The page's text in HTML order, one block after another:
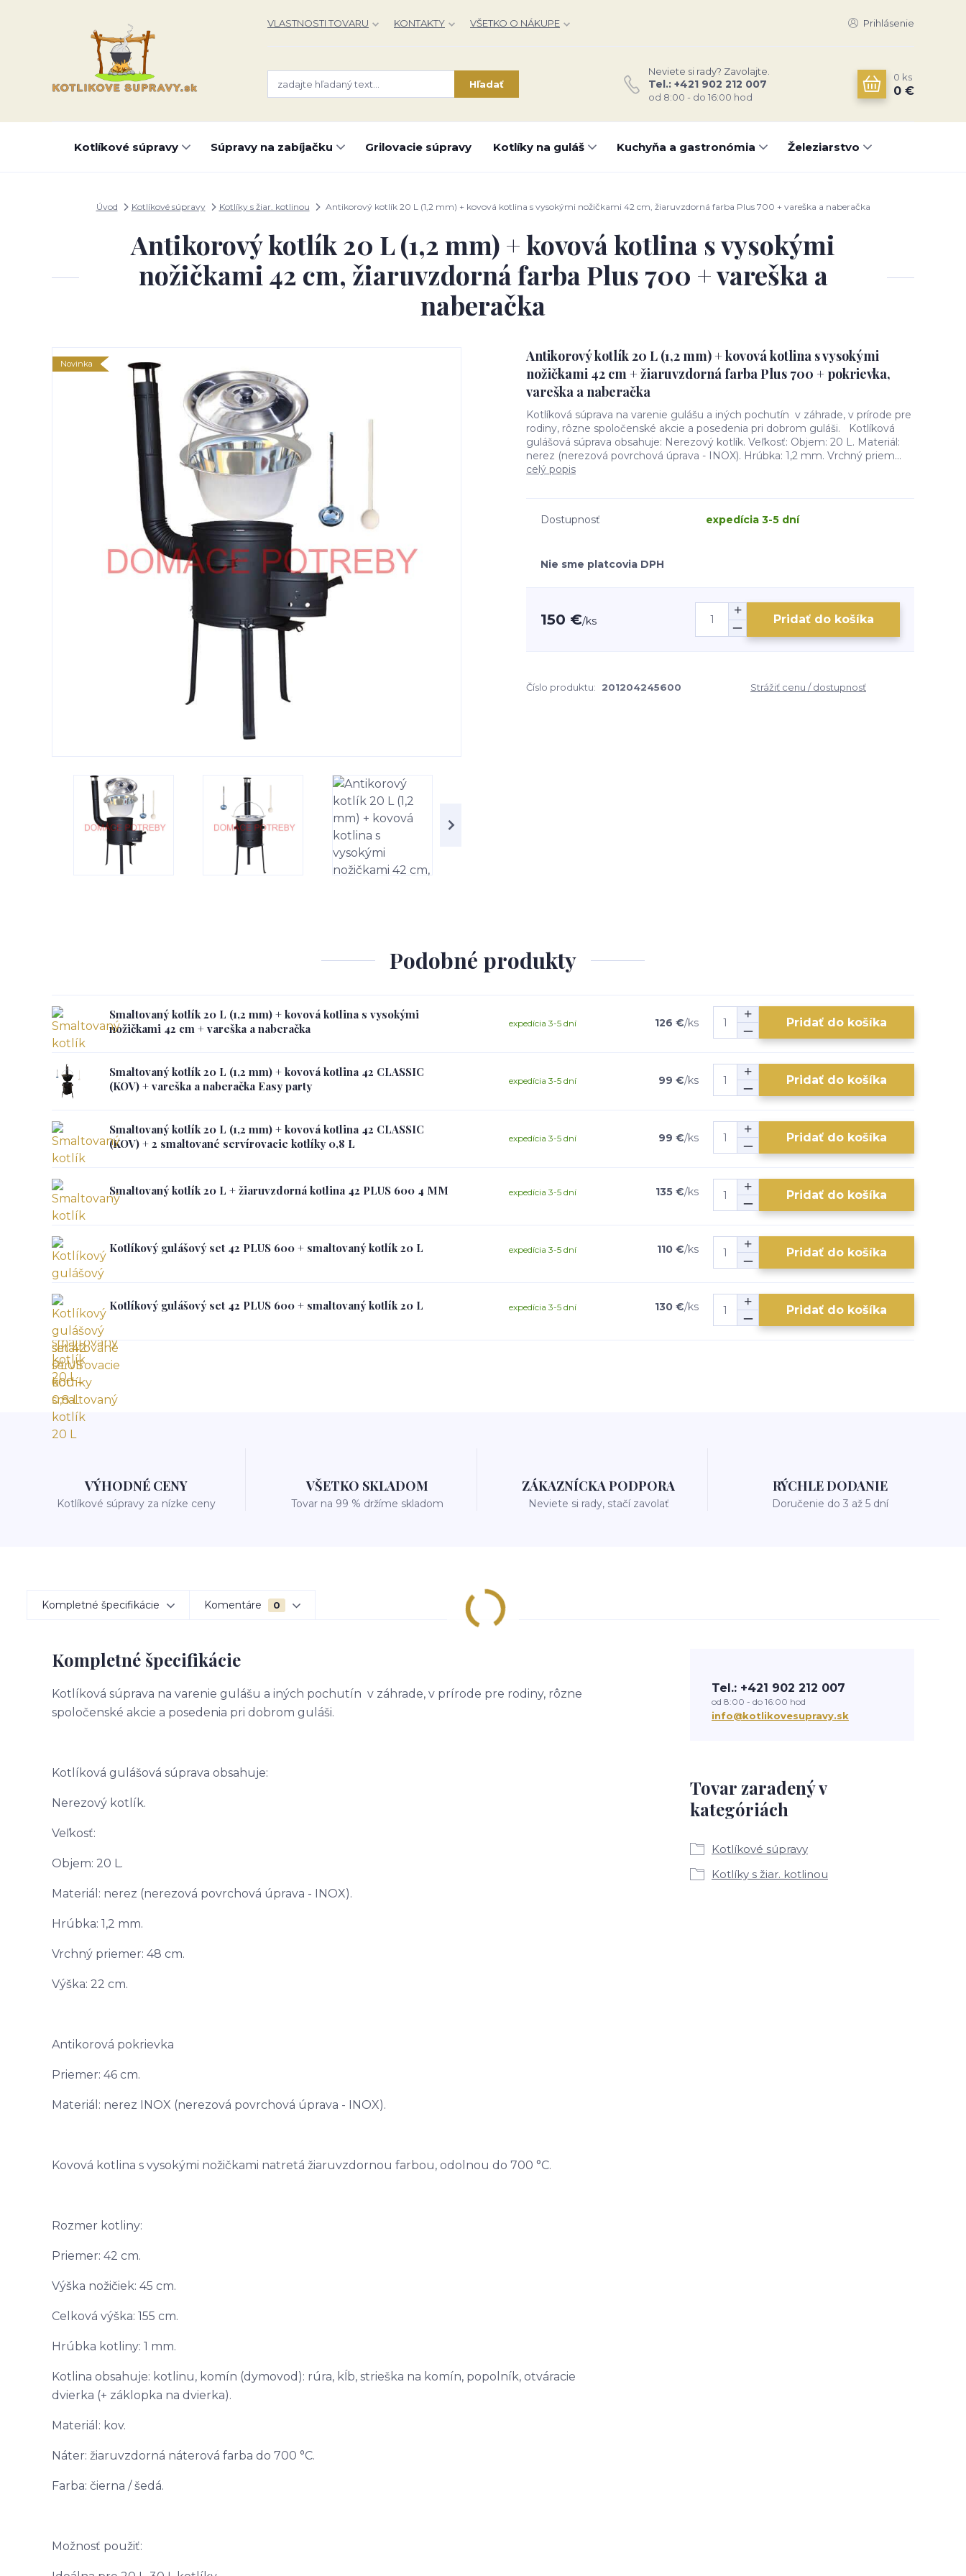
VLASTNOSTI TOVARU KONTAKTY VŠETKO O NÁKUPE Prihlásenie
Hľadať
Neviete si rady? Zavolajte.
Tel.: +421 902 212 007
od 8:00 - do 16:00 hod
0 ks
0 €
Kotlíkové súpravy Súpravy na zabíjačku Grilovacie súpravy Kotlíky na guláš Kuchyňa a gastronómia Železiarstvo
Úvod Kotlíkové súpravy Kotlíky s žiar. kotlinou Antikorový kotlík 20 L (1,2 mm) + kovová kotlina s vysokými nožičkami 42 cm, žiaruvzdorná farba Plus 700 + vareška a naberačka
Antikorový kotlík 20 L (1,2 mm) + kovová kotlina s vysokými
nožičkami 42 cm, žiaruvzdorná farba Plus 700 + vareška a
naberačka
Novinka
Antikorový kotlík 20 L (1,2 mm) + kovová kotlina s vysokými
nožičkami 42 cm + žiaruvzdorná farba Plus 700 + pokrievka,
vareška a naberačka
Kotlíková súprava na varenie gulášu a iných pochutín v záhrade, v prírode pre
rodiny, rôzne spoločenské akcie a posedenia pri dobrom guláši. Kotlíková
gulášová súprava obsahuje: Nerezový kotlík. Veľkosť: Objem: 20 L. Materiál:
nerez (nerezová povrchová úprava - INOX). Hrúbka: 1,2 mm. Vrchný priem...
celý popis
Dostupnosť expedícia 3-5 dní
Nie sme platcovia DPH
150 €/ks Pridať do košíka
Číslo produktu: 201204245600 Strážiť cenu / dostupnosť
Podobné produkty
Smaltovaný kotlík 20 L (1,2 mm) + kovová kotlina s vysokými
nožičkami 42 cm + vareška a naberačka
126 €/ks
expedícia 3-5 dní Pridať do košíka
Smaltovaný kotlík 20 L (1,2 mm) + kovová kotlina 42 CLASSIC
(KOV) + vareška a naberačka Easy party
99 €/ks
expedícia 3-5 dní Pridať do košíka
Smaltovaný kotlík 20 L (1,2 mm) + kovová kotlina 42 CLASSIC
(KOV) + 2 smaltované servírovacie kotlíky 0,8 L
99 €/ks
expedícia 3-5 dní Pridať do košíka
Smaltovaný kotlík 20 L + žiaruvzdorná kotlina 42 PLUS 600 4 MM 135 €/ks
expedícia 3-5 dní Pridať do košíka
Kotlíkový gulášový set 42 PLUS 600 + smaltovaný kotlík 20 L 110 €/ks
expedícia 3-5 dní Pridať do košíka
Kotlíkový gulášový set 42 PLUS 600 + smaltovaný kotlík 20 L 130 €/ks
expedícia 3-5 dní Pridať do košíka
VÝHODNÉ CENY
Kotlíkové súpravy za nízke ceny
VŠETKO SKLADOM
Tovar na 99 % držíme skladom
ZÁKAZNÍCKA PODPORA
Neviete si rady, stačí zavolať
RÝCHLE DODANIE
Doručenie do 3 až 5 dní
Kompletné špecifikácie Komentáre 0
Kompletné špecifikácie
Kotlíková súprava na varenie gulášu a iných pochutín v záhrade, v prírode pre rodiny, rôzne
spoločenské akcie a posedenia pri dobrom guláši.
Kotlíková gulášová súprava obsahuje:
Nerezový kotlík.
Veľkosť:
Objem: 20 L.
Materiál: nerez (nerezová povrchová úprava - INOX).
Hrúbka: 1,2 mm.
Vrchný priemer: 48 cm.
Výška: 22 cm.
Antikorová pokrievka
Priemer: 46 cm.
Materiál: nerez INOX (nerezová povrchová úprava - INOX).
Kovová kotlina s vysokými nožičkami natretá žiaruvzdornou farbou, odolnou do 700 °C.
Rozmer kotliny:
Priemer: 42 cm.
Výška nožičiek: 45 cm.
Celková výška: 155 cm.
Hrúbka kotliny: 1 mm.
Kotlina obsahuje: kotlinu, komín (dymovod): rúra, kĺb, strieška na komín, popolník, otváracie
dvierka (+ záklopka na dvierka).
Materiál: kov.
Náter: žiaruvzdorná náterová farba do 700 °C.
Farba: čierna / šedá.
Možnosť použiť:
Tovar zaradený v
kategóriách
Kotlíkové súpravy
Kotlíky s žiar. kotlinou
Tel.: +421 902 212 007
od 8:00 - do 16:00 hod
info@kotlikovesupravy.sk